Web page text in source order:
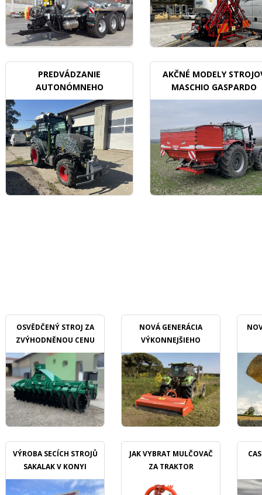
PREDVÁDZANIE
AUTONÓMNEHO
TRAKTORU V SADOCH
AKČNÉ MODELY
MASCHIO GASPARDO
OSVĚDČENÝ STROJ ZA
ZVÝHODNĚNOU CENU
NOVÁ GENERÁCIA
VÝKONNEJŠIEHO
MULČOVAČU
VÝROBA SECÍCH STROJŮ
SAKALAK V KONYI
JAK VYBRAT MULČOVAČ
ZA TRAKTOR